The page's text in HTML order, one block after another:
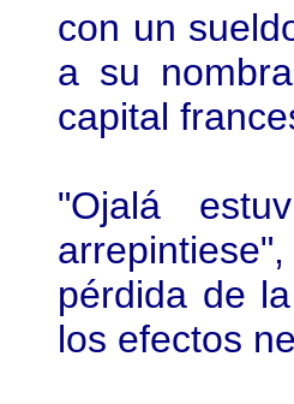
con un
a su
capital
"Ojalá
pérdida de
los efectos